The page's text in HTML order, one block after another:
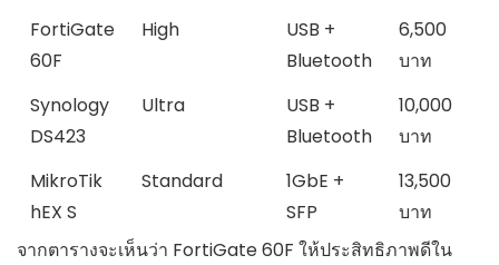
FortiGate
60F
High
USB +
Bluetooth
6,500
บาท
Synology
DS423
Ultra
USB +
Bluetooth
10,000
บาท
MikroTik
hEX S
Standard
1GbE +
SFP
13,500
บาท
จากตารางจะเห็นว่า FortiGate 60F ให้ประสิทธิภาพดีใน